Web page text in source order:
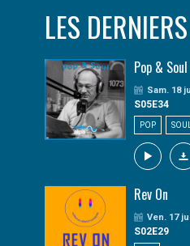
LES
Pop & Soul
Sam. 18
S05E34
POP SOUL
Rev On
Ven. 17
S02E29